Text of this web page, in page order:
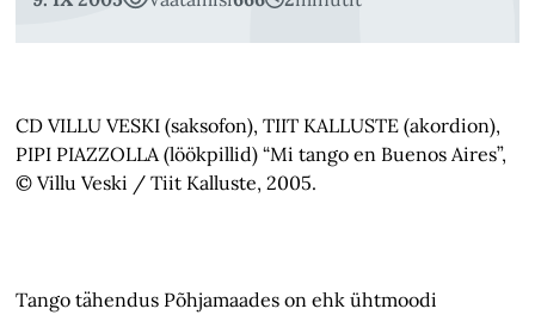
CD VILLU VESKI (saksofon), TIIT KALLUSTE (akordion),
PIPI PIAZZOLLA (löökpillid) “Mi tango en Buenos Aires”,
© Villu Veski / Tiit Kalluste, 2005.
Tango tähendus Põhjamaades on ehk ühtmoodi